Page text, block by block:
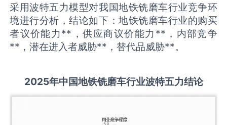
采用波特五力模型对我国地铁铣磨车行业竞争环
境进行分析，结论如下：地铁铣磨车行业的购买
者议价能力**，供应商议价能力**，内部竞争
**，潜在进入者威胁**，替代品威胁**。
2025年中国地铁铣磨车行业波特五力结论